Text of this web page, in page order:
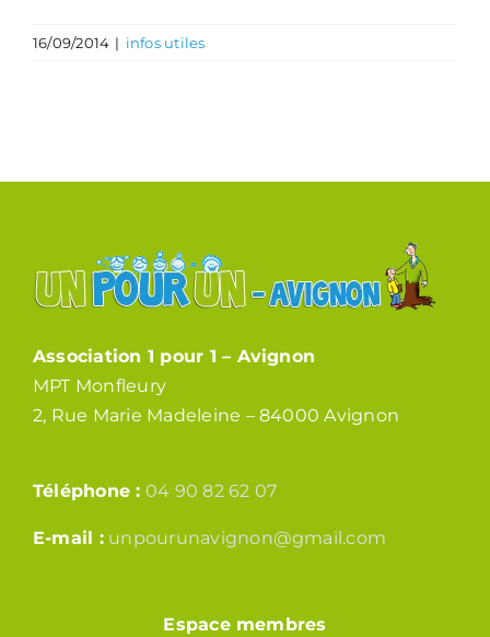
16/09/2014 | infos utiles
Association 1 pour 1 – Avignon
MPT Monfleury
2, Rue Marie Madeleine – 84000 Avignon
Téléphone : 04 90 82 62 07
E-mail : unpourunavignon@gmail.com
Espace membres